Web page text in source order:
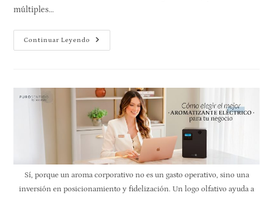
múltiples…
Continuar Leyendo
Sí, porque un aroma corporativo no es un gasto operativo, sino una
inversión en posicionamiento y fidelización. Un logo olfativo ayuda a